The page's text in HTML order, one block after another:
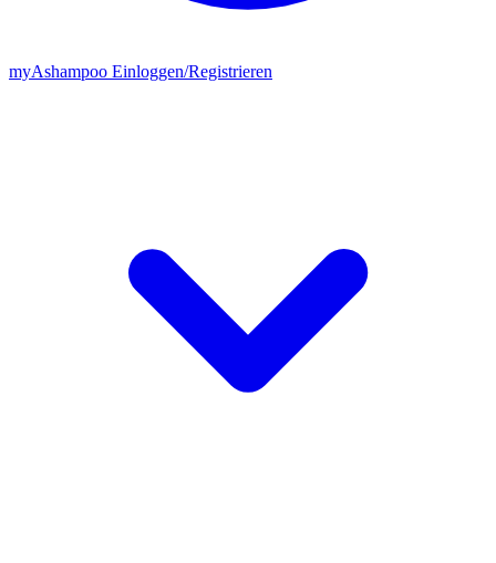
myAshampoo Einloggen/Registrieren